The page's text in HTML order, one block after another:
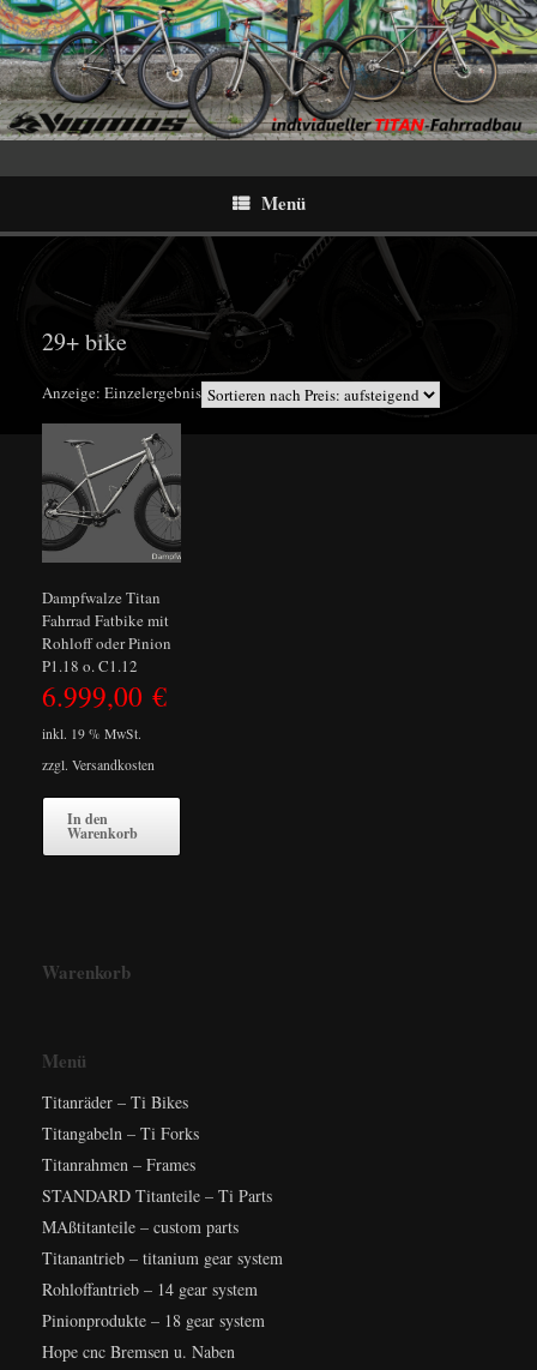
Menü
29+ bike
Anzeige: Einzelergebnis
Dampfwalze Titan
Fahrrad Fatbike mit
Rohloff oder Pinion
P1.18 o. C1.12
6.999,00 €
inkl. 19 % MwSt.
zzgl. Versandkosten
In den
Warenkorb
Warenkorb
Menü
Titanräder – Ti Bikes
Titangabeln – Ti Forks
Titanrahmen – Frames
STANDARD Titanteile – Ti Parts
MAßtitanteile – custom parts
Titanantrieb – titanium gear system
Rohloffantrieb – 14 gear system
Pinionprodukte – 18 gear system
Hope cnc Bremsen u. Naben